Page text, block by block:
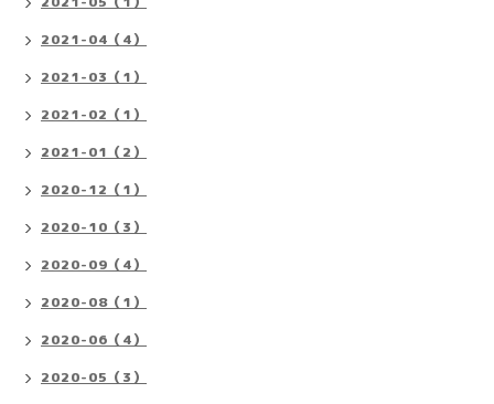
2021-04（4）
2021-03（1）
2021-02（1）
2021-01（2）
2020-12（1）
2020-10（3）
2020-09（4）
2020-08（1）
2020-06（4）
2020-05（3）